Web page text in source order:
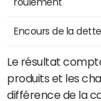
Encours de la dette
Le résultat
produits et les
différence de la